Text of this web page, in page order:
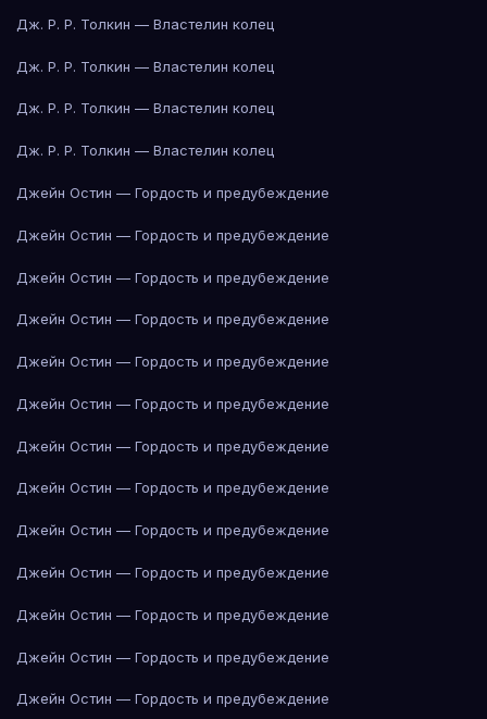
Дж. Р. Р. Толкин — Властелин колец
Дж. Р. Р. Толкин — Властелин колец
Дж. Р. Р. Толкин — Властелин колец
Дж. Р. Р. Толкин — Властелин колец
Джейн Остин — Гордость и предубеждение
Джейн Остин — Гордость и предубеждение
Джейн Остин — Гордость и предубеждение
Джейн Остин — Гордость и предубеждение
Джейн Остин — Гордость и предубеждение
Джейн Остин — Гордость и предубеждение
Джейн Остин — Гордость и предубеждение
Джейн Остин — Гордость и предубеждение
Джейн Остин — Гордость и предубеждение
Джейн Остин — Гордость и предубеждение
Джейн Остин — Гордость и предубеждение
Джейн Остин — Гордость и предубеждение
Джейн Остин — Гордость и предубеждение